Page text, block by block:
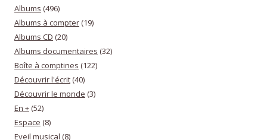
Albums (496)
Albums à compter (19)
Albums CD (20)
Albums documentaires (32)
Boîte à comptines (122)
Découvrir l'écrit (40)
Découvrir le monde (3)
En + (52)
Espace (8)
Eveil musical (8)